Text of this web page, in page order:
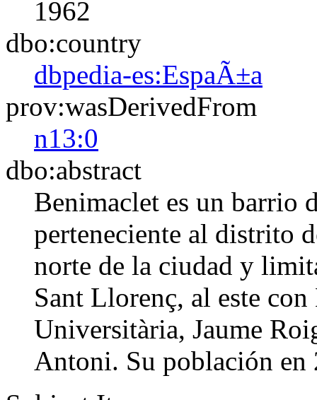
1962
dbo:country
dbpedia-es:EspaÃ±a
prov:wasDerivedFrom
n13:0
dbo:abstract
Benimaclet es un barrio
perteneciente al distrito
norte de la ciudad y
Sant Llorenç, al este
Universitària, Jaume
Antoni. Su población en